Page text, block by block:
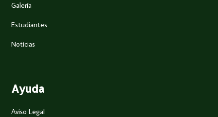
Galería
Estudiantes
Noticias
Ayuda
Aviso Legal